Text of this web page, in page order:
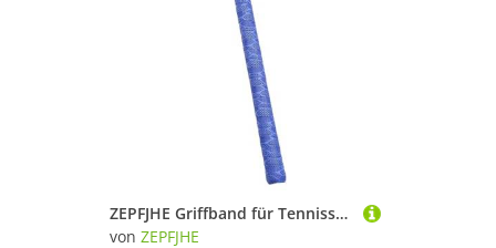
ZEPFJHE Griffband für Tennisschläger, Badminton-Griff, saugfähig, Tennis-Schweißband, Badmintonschläger
von ZEPFJHE